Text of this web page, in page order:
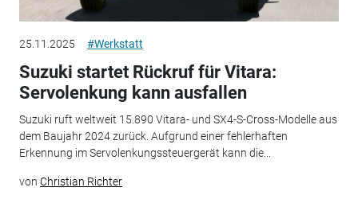
25.11.2025 #Werkstatt
Suzuki startet Rückruf für Vitara:
Servolenkung kann ausfallen
Suzuki ruft weltweit 15.890 Vitara- und SX4-S-Cross-Modelle aus
dem Baujahr 2024 zurück. Aufgrund einer fehlerhaften
Erkennung im Servolenkungssteuergerät kann die...
von Christian Richter